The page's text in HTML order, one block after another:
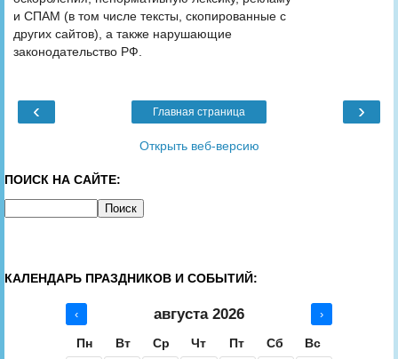
и СПАМ (в том числе тексты, скопированные с
других сайтов), а также нарушающие
законодательство РФ.
‹ ›
Главная страница
Открыть веб-версию
ПОИСК НА САЙТЕ:
КАЛЕНДАРЬ ПРАЗДНИКОВ И СОБЫТИЙ:
‹ августа 2026 ›
Пн Вт Ср Чт Пт Сб Вс